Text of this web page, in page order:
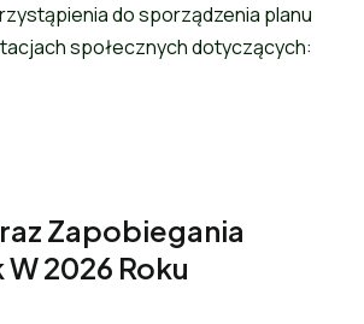
do sporządzenia planu
społecznych dotyczących:
Zapobiegania
2026 Roku